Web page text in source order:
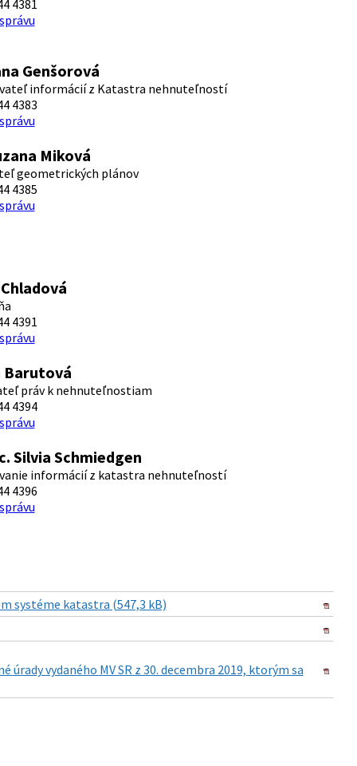
4381
Genšorová
informácií z Katastra nehnuteľností
4383
Miková
geometrických plánov
4385
4391
Barutová
práv k nehnuteľnostiam
4394
Silvia Schmiedgen
informácií z katastra nehnuteľností
4396
systéme katastra (547,3 kB)
vydaného MV SR z 30. decembra 2019, ktorým sa